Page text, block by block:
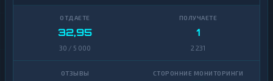
32,95
30 / 5 000
1
2 231